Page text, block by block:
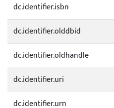
dc.identifier.isbn
dc.identifier.olddbid
dc.identifier.oldhandle
dc.identifier.uri
dc.identifier.urn